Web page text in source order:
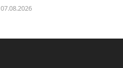
07.08.2026